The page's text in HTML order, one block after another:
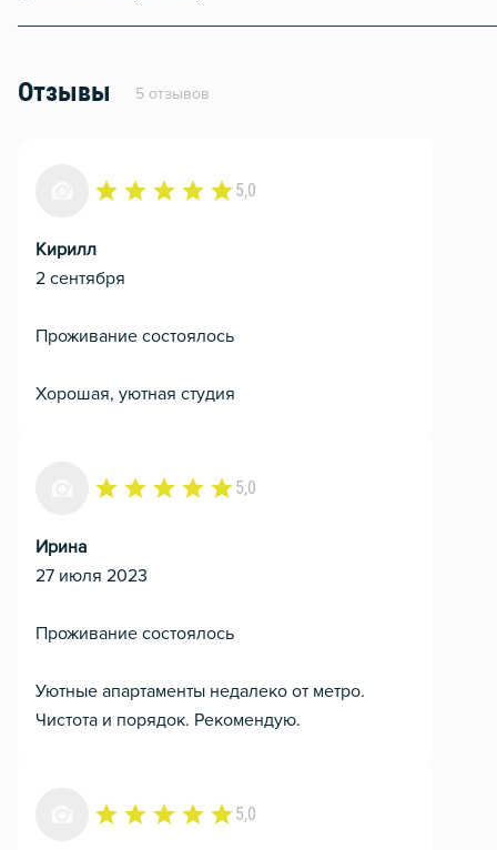
Отзывы 5 отзывов
5,0
Кирилл
2 сентября
Проживание состоялось
Хорошая, уютная студия
5,0
Ирина
27 июля 2023
Проживание состоялось
Уютные апартаменты недалеко от метро.
Чистота и порядок. Рекомендую.
5,0